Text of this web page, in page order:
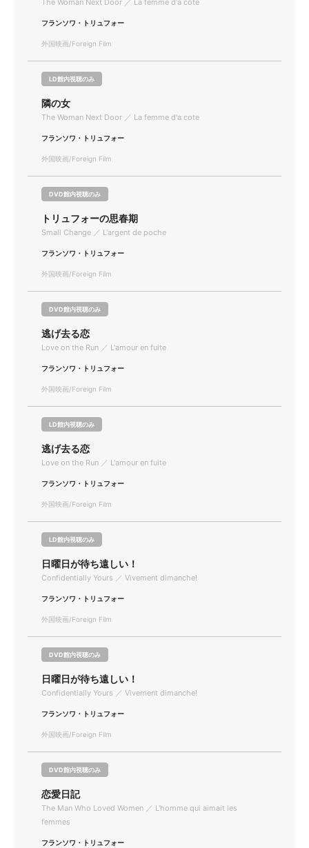
The Woman Next Door ／ La femme d'à côté
フランソワ・トリュフォー
外国映画/Foreign Film
LD館内視聴のみ
隣の女
The Woman Next Door ／ La femme d'a cote
フランソワ・トリュフォー
外国映画/Foreign Film
DVD館内視聴のみ
トリュフォーの思春期
Small Change ／ L'argent de poche
フランソワ・トリュフォー
外国映画/Foreign Film
DVD館内視聴のみ
逃げ去る恋
Love on the Run ／ L'amour en fuite
フランソワ・トリュフォー
外国映画/Foreign Film
LD館内視聴のみ
逃げ去る恋
Love on the Run ／ L'amour en fuite
フランソワ・トリュフォー
外国映画/Foreign Film
LD館内視聴のみ
日曜日が待ち遠しい！
Confidentially Yours ／ Vivement dimanche!
フランソワ・トリュフォー
外国映画/Foreign Film
DVD館内視聴のみ
日曜日が待ち遠しい！
Confidentially Yours ／ Vivement dimanche!
フランソワ・トリュフォー
外国映画/Foreign Film
DVD館内視聴のみ
恋愛日記
The Man Who Loved Women ／ L'homme qui aimait les
femmes
フランソワ・トリュフォー